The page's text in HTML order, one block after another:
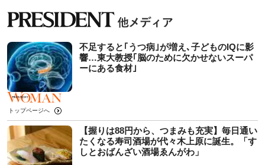
不足すると｢うつ病｣が増え､子どものIQに影
響…東大教授｢脳のために欠かせないスーパ
ーにある食材｣
トップページへ
【握りは88円から、つまみも充実】毎日通い
たくなる寿司酒場が代々木上原に誕生。「す
しとおばんざい酒場ゑんがわ」